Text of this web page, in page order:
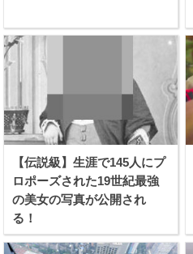
【伝説級】生涯で145人にプ
ロポーズされた19世紀最強
の美女の写真が公開され
る！